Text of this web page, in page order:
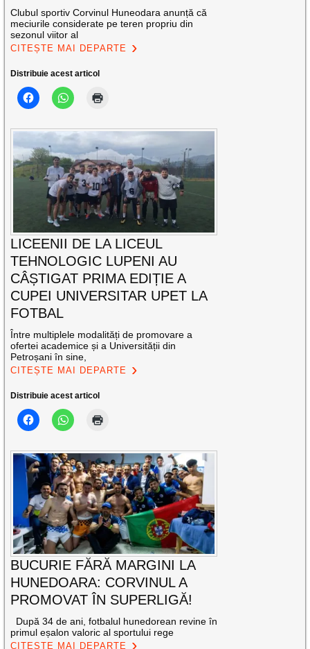
Clubul sportiv Corvinul Huneodara anunță că
meciurile considerate pe teren propriu din
sezonul viitor al
CITEȘTE MAI DEPARTE
Distribuie acest articol
LICEENII DE LA LICEUL
TEHNOLOGIC LUPENI AU
CÂȘTIGAT PRIMA EDIȚIE A
CUPEI UNIVERSITAR UPET LA
FOTBAL
Între multiplele modalități de promovare a
ofertei academice și a Universității din
Petroșani în sine,
CITEȘTE MAI DEPARTE
Distribuie acest articol
BUCURIE FĂRĂ MARGINI LA
HUNEDOARA: CORVINUL A
PROMOVAT ÎN SUPERLIGĂ!
După 34 de ani, fotbalul hunedorean revine în
primul eșalon valoric al sportului rege
CITEȘTE MAI DEPARTE